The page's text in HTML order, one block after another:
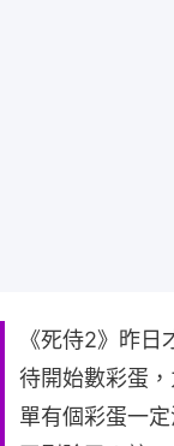
《死侍2》昨
待開始數彩蛋
單有個彩蛋一